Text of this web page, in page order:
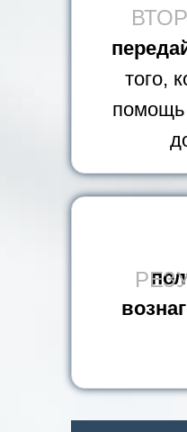
того,
помощь